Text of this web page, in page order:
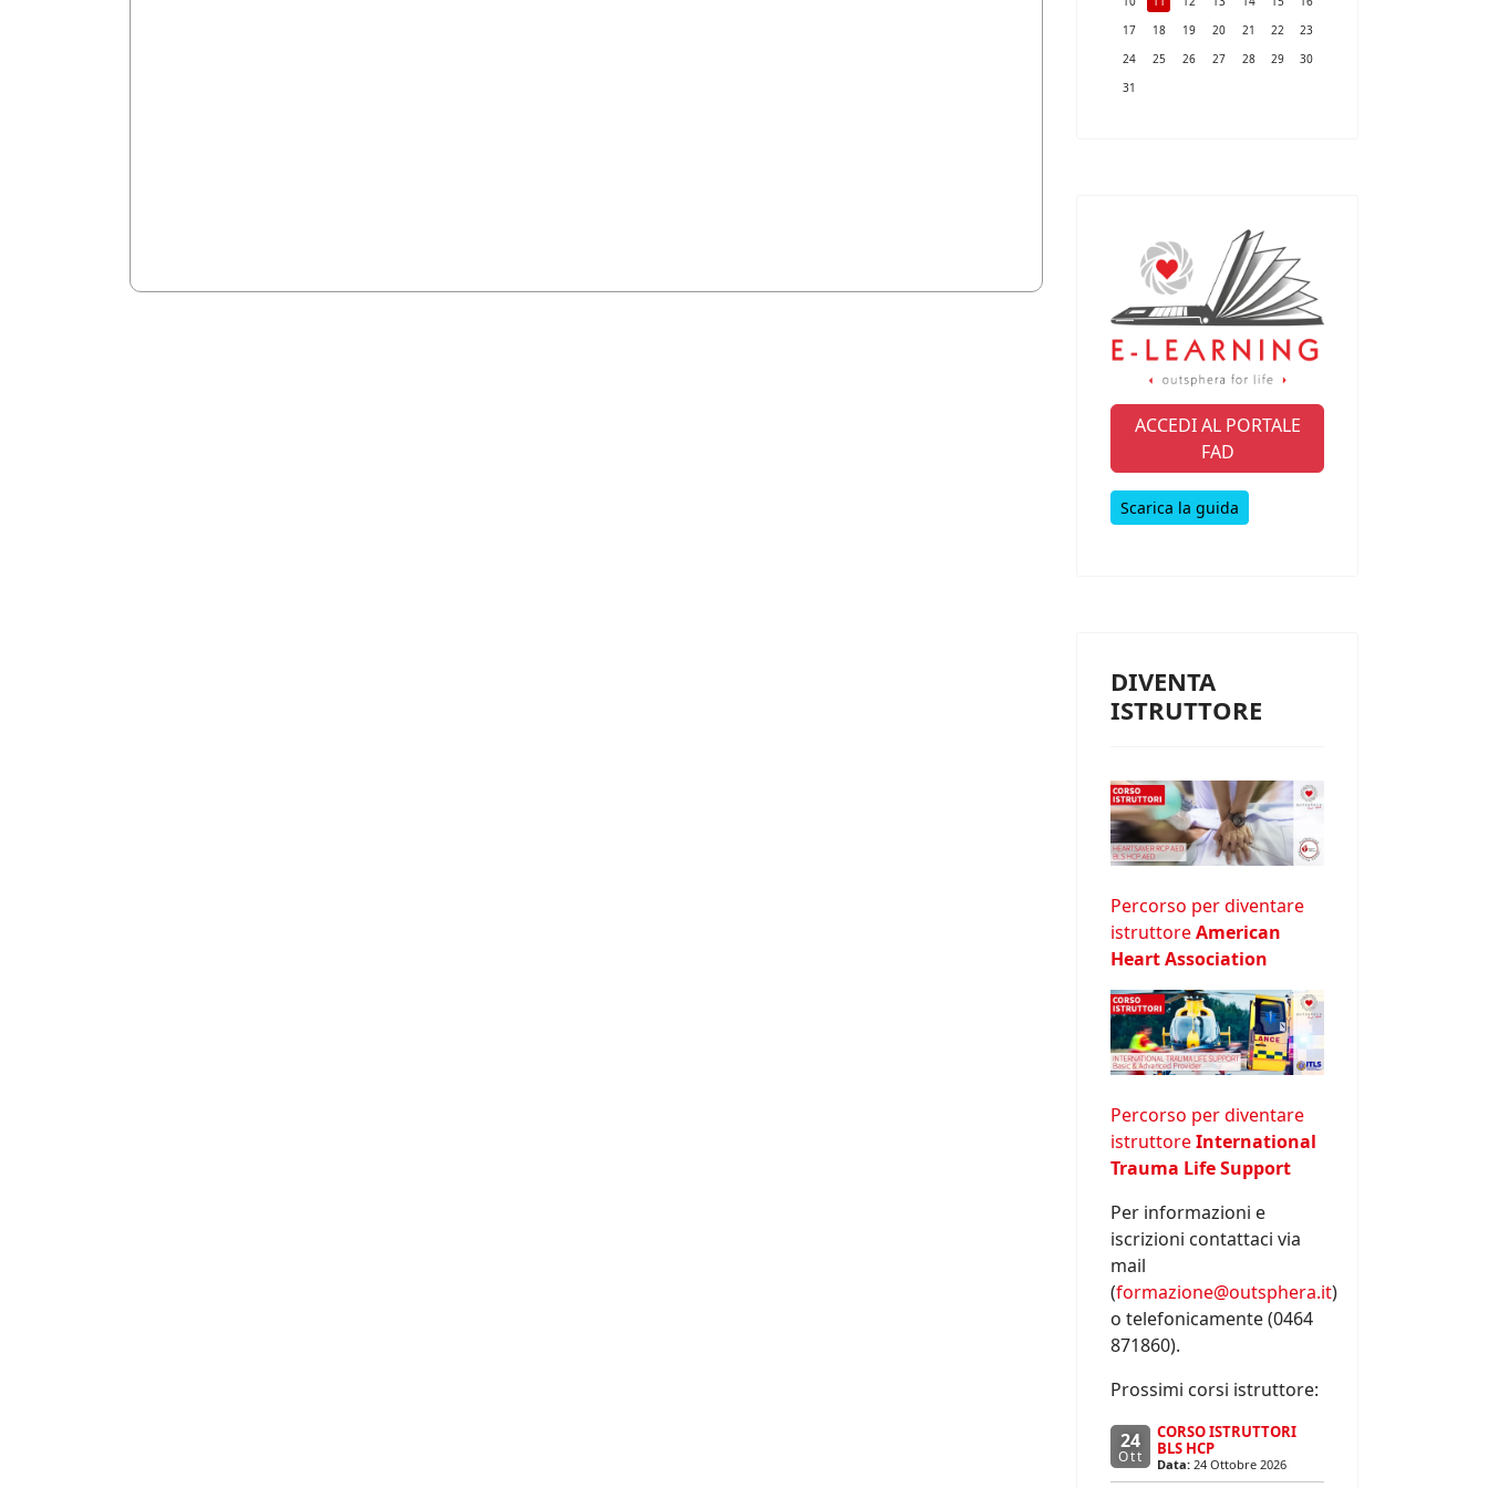
17
18 19 20 21 22
23
24
25 26 27 28 29
30
31
ACCEDI AL PORTALE
FAD
Scarica la guida
DIVENTA
ISTRUTTORE
Percorso per diventare
istruttoreAmerican
Heart Association
Percorso per diventare
istruttoreInternational
Trauma Life Support
Per informazioni e
iscrizioni contattaci via
mail
(formazione@outsphera.it)
o telefonicamente (0464
871860).
Prossimi corsi istruttore:
24
Ott
CORSO ISTRUTTORI
BLS HCP
Data: 24 Ottobre 2026